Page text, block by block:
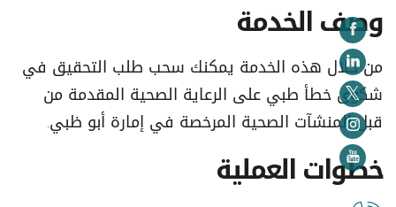
وصف الخدمة
من خلال هذه الخدمة يمكنك سحب طلب التحقيق في
شكوى خطأ طبي على الرعاية الصحية المقدمة من
قبل المنشآت الصحية المرخصة في إمارة أبو ظبي.
خطوات العملية